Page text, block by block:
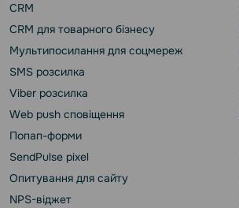
CRM
CRM для товарного бізнесу
Мультипосилання для соцмереж
SMS розсилка
Viber розсилка
Web push сповіщення
Попап-форми
SendPulse pixel
Опитування для сайту
NPS-віджет